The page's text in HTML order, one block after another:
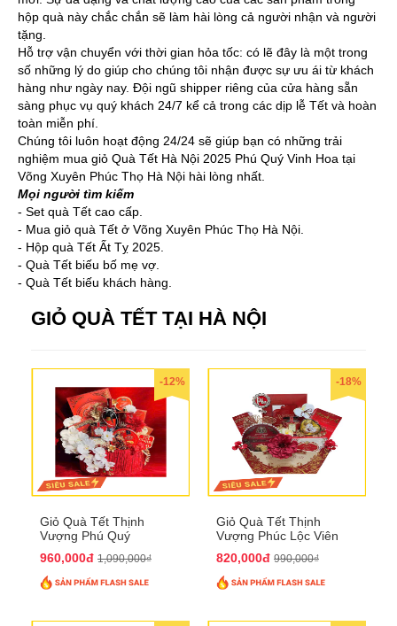
hộp quà này chắc chắn sẽ làm hài lòng cả người nhận và người
tặng.
Hỗ trợ vận chuyển với thời gian hỏa tốc: có lẽ đây là một trong
số những lý do giúp cho chúng tôi nhận được sự ưu ái từ khách
hàng như ngày nay. Đội ngũ shipper riêng của cửa hàng sẵn
sàng phục vụ quý khách 24/7 kể cả trong các dịp lễ Tết và hoàn
toàn miễn phí.
Chúng tôi luôn hoạt động 24/24 sẽ giúp bạn có những trải
nghiệm mua giỏ Quà Tết Hà Nội 2025 Phú Quý Vinh Hoa tại
Võng Xuyên Phúc Thọ Hà Nội hài lòng nhất.
Mọi người tìm kiếm
- Set quà Tết cao cấp.
- Mua giỏ quà Tết ở Võng Xuyên Phúc Thọ Hà Nội.
- Hộp quà Tết Ất Tỵ 2025.
- Quà Tết biếu bố mẹ vợ.
- Quà Tết biếu khách hàng.
GIỎ QUÀ TẾT TẠI HÀ NỘI
-12%
Giỏ Quà Tết Thịnh
Vượng Phú Quý
960,000đ 1,090,000₫
-18%
Giỏ Quà Tết Thịnh
Vượng Phúc Lộc Viên
820,000đ 990,000₫